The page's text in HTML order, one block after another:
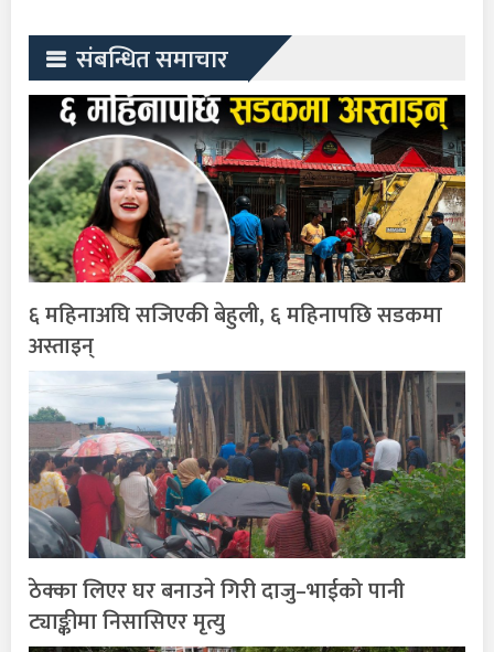
संबन्धित समाचार
६ महिनाअघि सजिएकी बेहुली, ६ महिनापछि सडकमा
अस्ताइन्
ठेक्का लिएर घर बनाउने गिरी दाजु–भाईको पानी
ट्याङ्कीमा निसासिएर मृत्यु